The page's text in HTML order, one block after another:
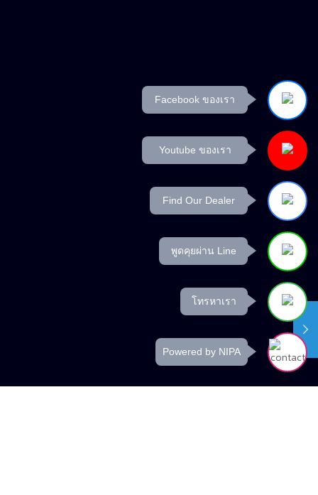
Facebook ของเรา
Youtube ของเรา
Find Our Dealer
พูดคุยผ่าน Line
โทรหาเรา
Powered by NIPA